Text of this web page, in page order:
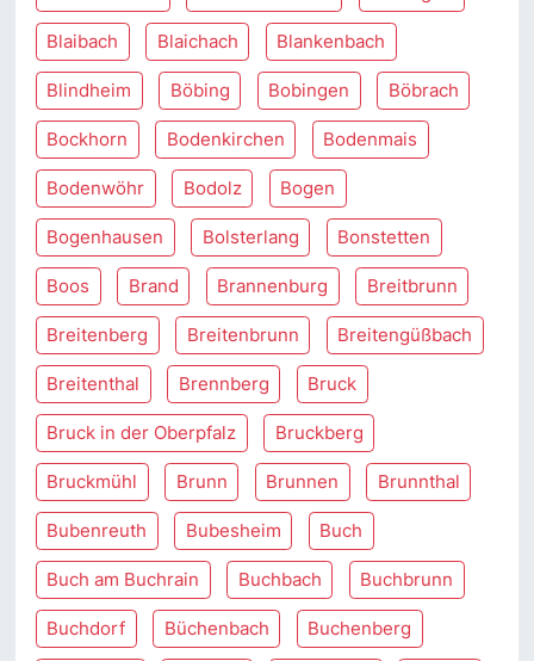
Blaibach Blaichach Blankenbach
Blindheim Böbing Bobingen Böbrach
Bockhorn Bodenkirchen Bodenmais
Bodenwöhr Bodolz Bogen
Bogenhausen Bolsterlang Bonstetten
Boos Brand Brannenburg Breitbrunn
Breitenberg Breitenbrunn Breitengüßbach
Breitenthal Brennberg Bruck
Bruck in der Oberpfalz Bruckberg
Bruckmühl Brunn Brunnen Brunnthal
Bubenreuth Bubesheim Buch
Buch am Buchrain Buchbach Buchbrunn
Buchdorf Büchenbach Buchenberg